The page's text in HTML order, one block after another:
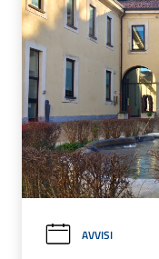
AVVISI